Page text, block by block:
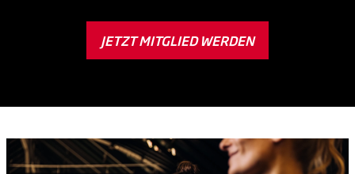
JETZT MITGLIED WERDEN